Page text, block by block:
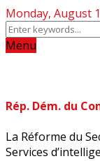
Monday, August
Menu
Rép. Dém. du
La Réforme du
Services